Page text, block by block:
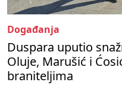
Događanja
Duspara uputio
Oluje, Marušić i
braniteljima